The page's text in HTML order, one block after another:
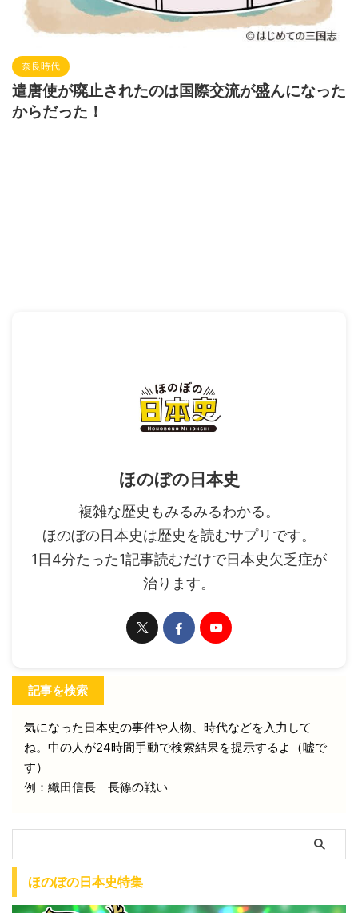
奈良時代
遣唐使が廃止されたのは国際交流が盛んになった
からだった！
ほのぼの日本史
複雑な歴史もみるみるわかる。
ほのぼの日本史は歴史を読むサプリです。
1日4分たった1記事読むだけで日本史欠乏症が
治ります。
記事を検索
気になった日本史の事件や人物、時代などを入力して
ね。中の人が24時間手動で検索結果を提示するよ（嘘で
す）
例：織田信長 長篠の戦い
ほのぼの日本史特集